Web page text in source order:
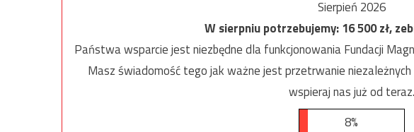
Sierpień 2026
W sierpniu potrzebujemy:16 500zł,
Państwa wsparcie jest niezbędne dla funkcjonowania Fundacji
Masz świadomość tego jak ważne jest przetrwanie
wspieraj nas już od teraz.
8%